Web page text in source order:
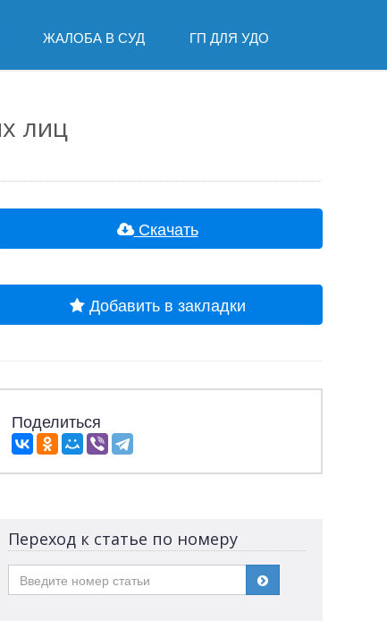
ЖАЛОБА В СУД ГП ДЛЯ УДО
лиц
Скачать
Добавить в закладки
Поделиться
Переход к статье по номеру